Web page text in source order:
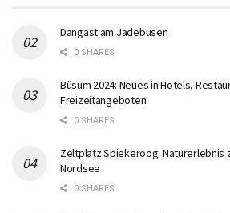
Dangast am Jadebusen
0 SHARES
Büsum 2024: Neues in Hotels,
Freizeitangeboten
0 SHARES
Zeltplatz Spiekeroog: Naturerlebnis
Nordsee
0 SHARES